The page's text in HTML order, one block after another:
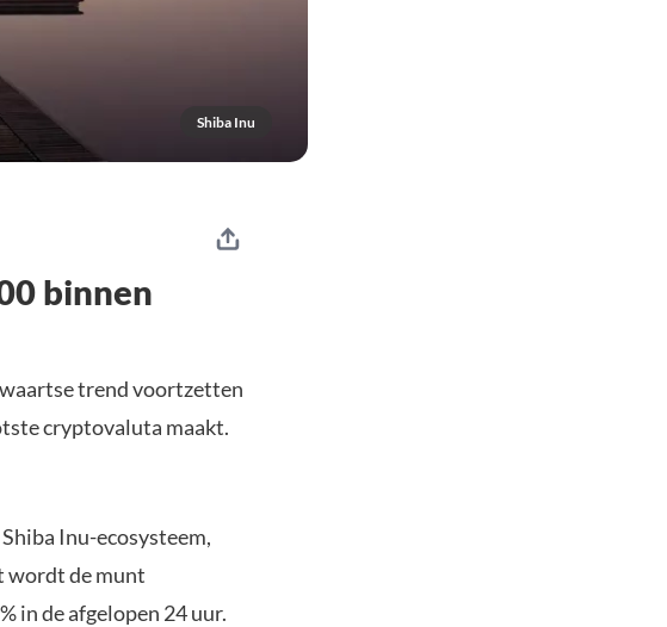
Shiba Inu
binnen
trend voortzetten
cryptovaluta maakt.
Inu-ecosysteem,
wordt de munt
in de afgelopen 24 uur.